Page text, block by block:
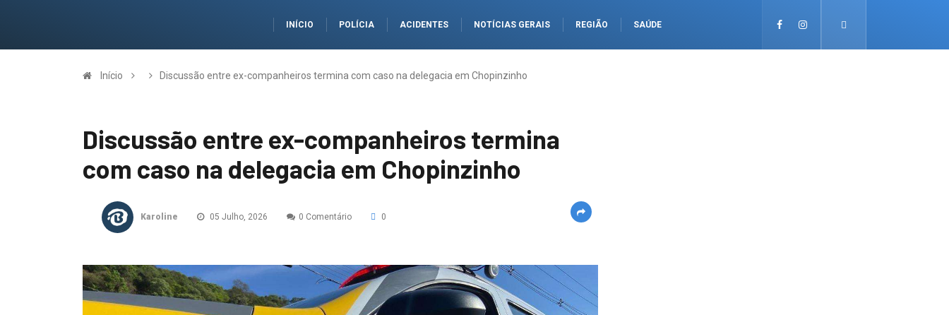
INÍCIO POLÍCIA ACIDENTES NOTÍCIAS GERAIS REGIÃO SAÚDE
Início Discussão entre ex-companheiros termina com caso na delegacia em Chopinzinho
Discussão entre ex-companheiros termina
com caso na delegacia em Chopinzinho
Karoline 05 Julho, 2026 0 Comentário 0